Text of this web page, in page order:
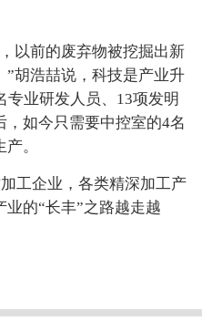
以前的废弃物被挖掘出新
胡浩喆说，科技是产业升
专业研发人员、13项发明
如今只需要中控室的4名
。
工企业，各类精深加工产
的“长丰”之路越走越